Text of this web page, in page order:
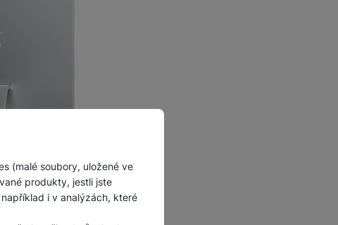
(malé soubory, uložené ve
produkty, jestli jste
i v analýzách, které